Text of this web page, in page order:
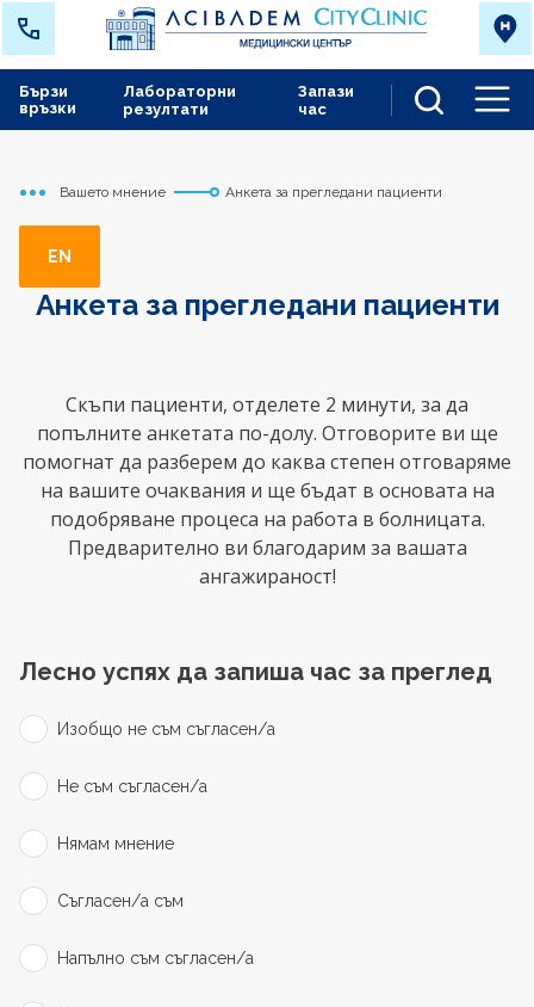
Лабораторни
резултати
Запази
час
Бързи
връзки
Начало
Варна
Вашето мнениe Анкета за прегледани пациенти
EN
Анкета за прегледани пациенти
Скъпи пациенти, отделете 2 минути, за да
попълните анкетата по-долу. Отговорите ви ще
помогнат да разберем до каква степен отговаряме
на вашите очаквания и ще бъдат в основата на
подобряване процеса на работа в болницата.
Предварително ви благодарим за вашата
ангажираност!
Лесно успях да запиша час за преглед
Изобщо не съм съгласен/а
Не съм съгласен/а
Нямам мнение
Съгласен/а съм
Напълно съм съгласен/а